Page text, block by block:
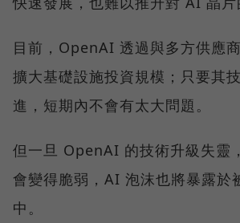
目前，OpenAI 透過與多方供應商
擴大基礎設施投資規模；只要其
進，短期內不會有太大問題。
但一旦 OpenAI 的技術升級失靈
會變得脆弱，AI 泡沫也將暴露於
中。